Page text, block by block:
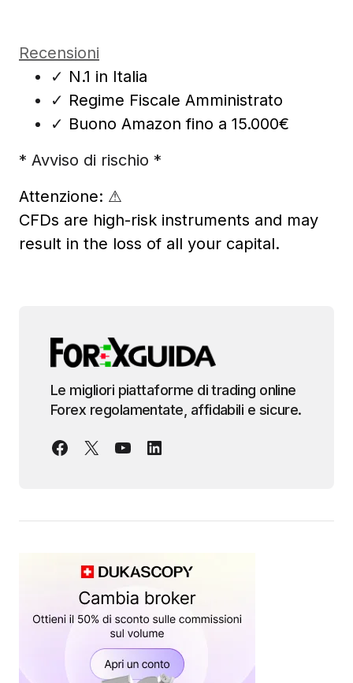
Recensioni
✓ N.1 in Italia
✓ Regime Fiscale Amministrato
✓ Buono Amazon fino a 15.000€
* Avviso di rischio *
Attenzione: ⚠
CFDs are high-risk instruments and may
result in the loss of all your capital.
Le migliori piattaforme di trading online
Forex regolamentate, affidabili e sicure.